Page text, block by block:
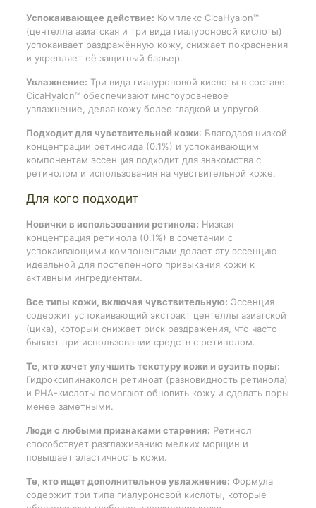
Успокаивающее действие: Комплекс CicaHyalon™
(центелла азиатская и три вида гиалуроновой кислоты)
успокаивает раздражённую кожу, снижает покраснения
и укрепляет её защитный барьер.
Увлажнение: Три вида гиалуроновой кислоты в составе
CicaHyalon™ обеспечивают многоуровневое
увлажнение, делая кожу более гладкой и упругой.
Подходит для чувствительной кожи: Благодаря низкой
концентрации ретиноида (0.1%) и успокаивающим
компонентам эссенция подходит для знакомства с
ретинолом и использования на чувствительной коже.
Для кого подходит
Новички в использовании ретинола: Низкая
концентрация ретинола (0.1%) в сочетании с
успокаивающими компонентами делает эту эссенцию
идеальной для постепенного привыкания кожи к
активным ингредиентам.
Все типы кожи, включая чувствительную: Эссенция
содержит успокаивающий экстракт центеллы азиатской
(цика), который снижает риск раздражения, что часто
бывает при использовании средств с ретинолом.
Те, кто хочет улучшить текстуру кожи и сузить поры:
Гидроксипинаколон ретиноат (разновидность ретинола)
и PHA-кислоты помогают обновить кожу и сделать поры
менее заметными.
Люди с любыми признаками старения: Ретинол
способствует разглаживанию мелких морщин и
повышает эластичность кожи.
Те, кто ищет дополнительное увлажнение: Формула
содержит три типа гиалуроновой кислоты, которые